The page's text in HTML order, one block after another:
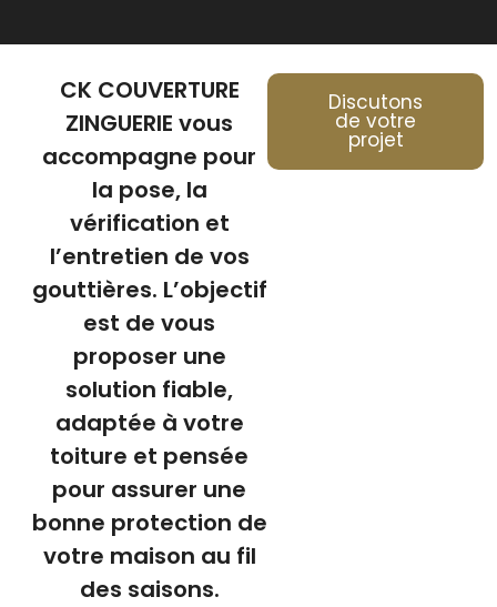
CK COUVERTURE
ZINGUERIE vous
accompagne pour
la pose, la
vérification et
l’entretien de vos
gouttières. L’objectif
est de vous
proposer une
solution fiable,
adaptée à votre
toiture et pensée
pour assurer une
bonne protection de
votre maison au fil
des saisons.
Discutons
de votre
projet